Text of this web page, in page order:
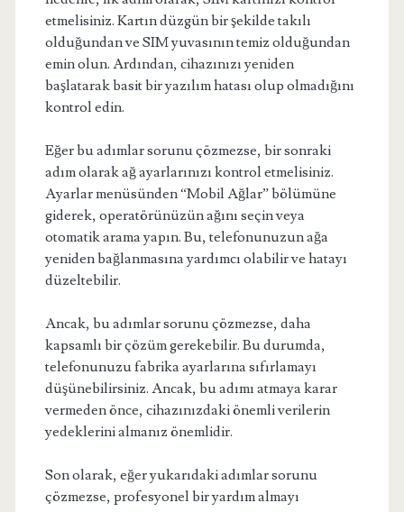
etmelisiniz. Kartın düzgün bir şekilde takılı
olduğundan ve SIM yuvasının temiz olduğundan
emin olun. Ardından, cihazınızı yeniden
başlatarak basit bir yazılım hatası olup olmadığını
kontrol edin.
Eğer bu adımlar sorunu çözmezse, bir sonraki
adım olarak ağ ayarlarınızı kontrol etmelisiniz.
Ayarlar menüsünden “Mobil Ağlar” bölümüne
giderek, operatörünüzün ağını seçin veya
otomatik arama yapın. Bu, telefonunuzun ağa
yeniden bağlanmasına yardımcı olabilir ve hatayı
düzeltebilir.
Ancak, bu adımlar sorunu çözmezse, daha
kapsamlı bir çözüm gerekebilir. Bu durumda,
telefonunuzu fabrika ayarlarına sıfırlamayı
düşünebilirsiniz. Ancak, bu adımı atmaya karar
vermeden önce, cihazınızdaki önemli verilerin
yedeklerini almanız önemlidir.
Son olarak, eğer yukarıdaki adımlar sorunu
çözmezse, profesyonel bir yardım almayı